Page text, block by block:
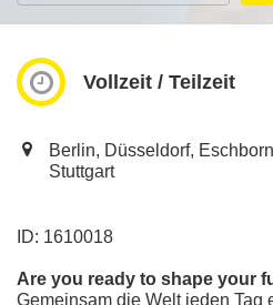
Vollzeit / Teilzeit
Berlin, Düsseldorf,
Stuttgart
ID: 1610018
Are you ready to shape your
Gemeinsam die Welt jeden Tag